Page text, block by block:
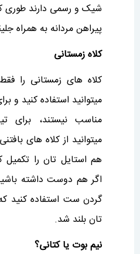
شیک و رسمی دارند طوری
پیراهن مردانه به همراه
کلاه زمستانی
کلاه های زمستانی را
میتوانید استفاده کنید و
مناسب نیستند،
میتوانید از کلاه های
هم استایل تان را تکمیل
اگر هم دوست داشته
گردن ست استفاده کنید
تان بلند شد.
نیم بوت یا کتانی؟